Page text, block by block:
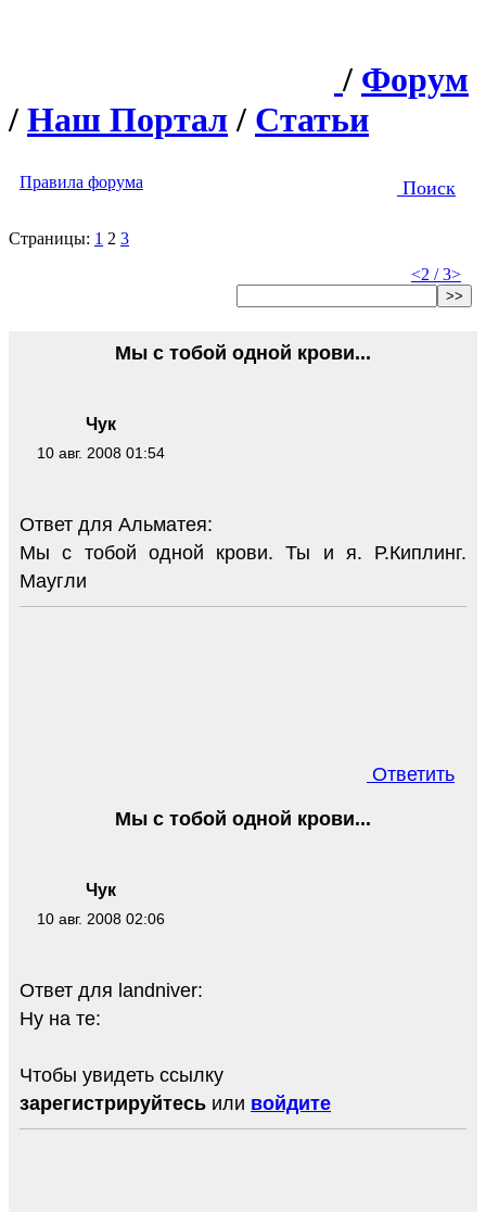
/ Форум
/ Наш Портал / Статьи
Правила форума Поиск
Страницы: 1 2 3
<2 / 3>
>>
Чук
10 авг. 2008 01:54
Мы с тобой одной крови...
Ответ для Альматея:
Мы с тобой одной крови. Ты и я. Р.Киплинг.
Маугли
Ответить
Чук
10 авг. 2008 02:06
Мы с тобой одной крови...
Ответ для landniver:
Ну на те:
Чтобы увидеть ссылку
зарегистрируйтесь или войдите